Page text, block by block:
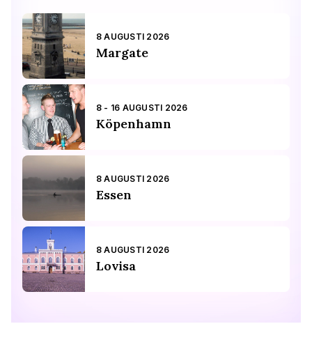
8 AUGUSTI 2026
Margate
8 - 16 AUGUSTI 2026
Köpenhamn
8 AUGUSTI 2026
Essen
8 AUGUSTI 2026
Lovisa